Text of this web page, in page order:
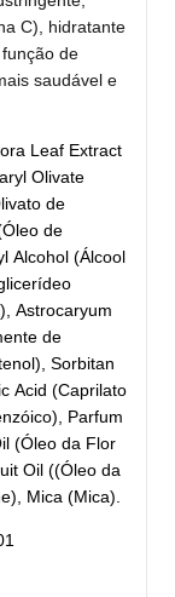
C), hidratante
de
saudável e
Leaf Extract
Olivate
de
de
Alcohol (Álcool
Astrocaryum
de
Sorbitan
Acid (Caprilato
Parfum
(Óleo da Flor
Oil ((Óleo da
Mica (Mica).